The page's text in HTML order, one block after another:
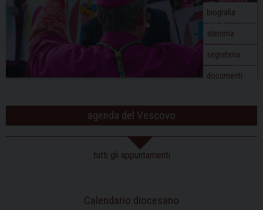
biografia
stemma
segreteria
documenti
agenda del Vescovo
tutti gli appuntamenti
Calendario diocesano